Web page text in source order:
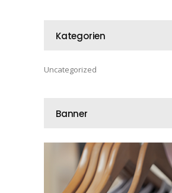
Kategorien
Uncategorized
Banner